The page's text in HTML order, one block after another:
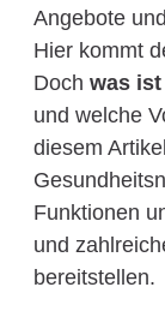
Angebote
Hier kommt
Doch was
und welche
diesem
Funktionen
und
bereitstellen.